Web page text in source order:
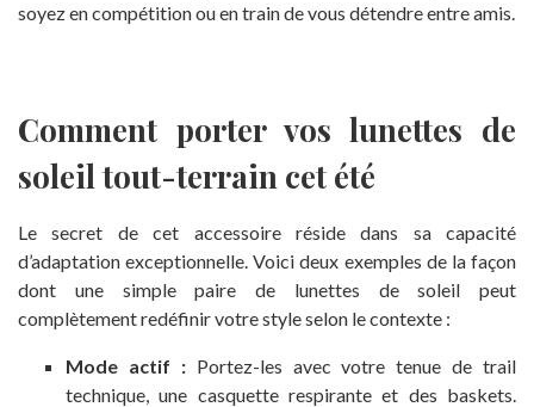
soyez en compétition ou en train de vous détendre entre amis.
Comment porter vos lunettes de
soleil tout-terrain cet été
Le secret de cet accessoire réside dans sa capacité
d’adaptation exceptionnelle. Voici deux exemples de la façon
dont une simple paire de lunettes de soleil peut
complètement redéfinir votre style selon le contexte :
Mode actif :Portez-les avec votre tenue de trail
technique, une casquette respirante et des baskets.